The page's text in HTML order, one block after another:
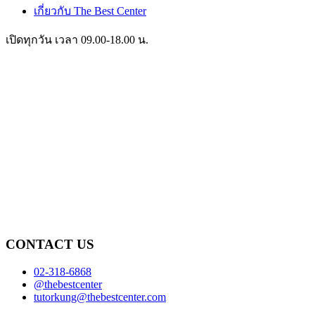
เกี่ยวกับ The Best Center
เปิดทุกวัน เวลา 09.00-18.00 น.
CONTACT US
02-318-6868
@thebestcenter
tutorkung@thebestcenter.com